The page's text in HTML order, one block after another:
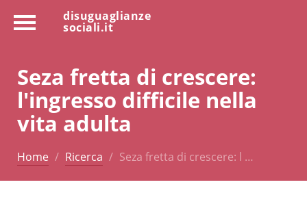
disuguaglianze
sociali.it
Seza fretta di crescere:
l'ingresso difficile nella
vita adulta
Home Ricerca Seza fretta di crescere: l …